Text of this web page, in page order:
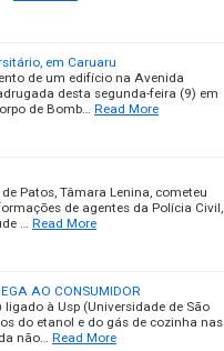
em Caruaru
de um edifício na Avenida
desta segunda-feira (9) em
de Bomb… Read More
Patos, Tâmara Lenina, cometeu
de agentes da Polícia Civil,
… Read More
AO CONSUMIDOR
à Usp (Universidade de São
do etanol e do gás de cozinha nas
não… Read More